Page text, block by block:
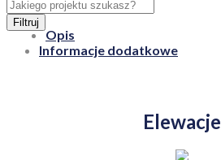
Filtruj
Opis
Informacje dodatkowe
Elewacje